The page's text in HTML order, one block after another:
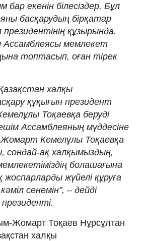
бар екенін білесіздер. Бұл
басқарудың бірқатар
президентінің құзырында.
Ассамблеясы мемлекет
топтасып, оған тірек
халқы
құқығын президент
Тоқаевқа беруді
Ассамблеяның мүддесіне
Жомарт Кемелұлы Тоқаевқа
сондай-ақ халқымыздың,
болашағына
жүйелі құруға
сенемін", – дейді
Жомарт Тоқаев Нұрсұлтан
халқы